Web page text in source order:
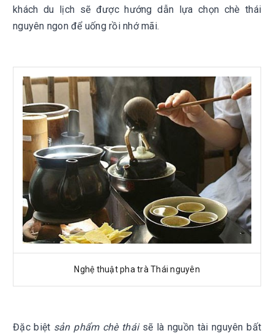
khách du lịch sẽ được hướng dẫn lựa chọn chè thái
nguyên ngon để uống rồi nhớ mãi.
Nghệ thuật pha trà Thái nguyên
Đặc biệt sản phẩm chè tháisẽ là nguồn tài nguyên bất